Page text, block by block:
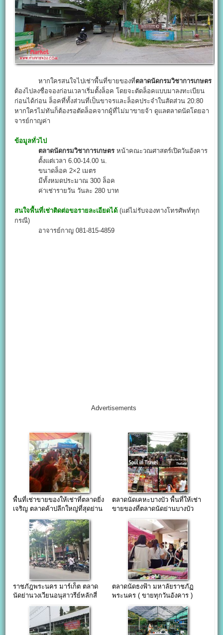
หากใครสนใจไปเช่าพื้นที่ขายของที่ตลาดนัดกรมวิชาการเกษตร
ต้องไปลงชื่อจองก่อนเวลาเริ่มตั้งล็อค โดยจะตัดล็อคแบบมาลงทะเบียน
ก่อนได้ก่อน ล็อคที่ทั้งส่วนที่เป็นขาจรและล็อคประจำในสัดส่วน 20:80
หากใครไม่ทันก็ต้องรอตัดล็อคจากผู้ที่ไม่มาขายจ้า ดูแลตลาดนัดโดยอา
จารย์กาญค่า
ข้อมูลทั่วไป
ตลาดนัดกรมวิชาการเกษตร หน้าคณะวณศาสตร์เปิดวันอังคาร
ตั้งแต่เวลา 6.00-14.00 น.
ขนาดล็อค 2×2 เมตร
มีทั้งหมดประมาณ 300 ล็อค
ค่าเช่ารายวัน วันละ 280 บาท
สนใจพื้นที่เช่าติดต่อขอรายละเอียดได้ (แต่ไม่รับจองทางโทรศัพท์ทุก
กรณี)
อาจารย์กาญ 081-815-4859
Advertisements
พื้นที่เช่าขายของให้เช่าที่ตลาดยิ่ง
เจริญ ตลาดค้าปลีกใหญ่ที่สุดย่าน
ตลาดนัดเคหะบางบัว พื้นที่ให้เช่า
ขายของที่ตลาดนัดย่านบางบัว
ราชภัฎพระนคร มาร์เก็ต ตลาด
นัดย่านวงเวียนอนุสาวรีย์หลักสี่
(ขายทุกวันอังคาร )
ตลาดนัดธงฟ้า มหาลัยราชภัฏ
พระนคร ( ขายทุกวันอังคาร )